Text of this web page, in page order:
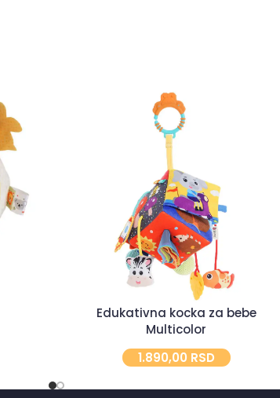
Edukativna kocka za bebe
Multicolor
1.890,00 RSD